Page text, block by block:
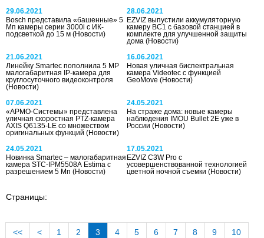
29.06.2021
Bosch представила «башенные» 5
Мп камеры серии 3000i с ИК-
подсветкой до 15 м (Новости)
28.06.2021
EZVIZ выпустили аккумуляторную
камеру BC1 с базовой станцией в
комплекте для улучшенной защиты
дома(Новости)
21.06.2021
Линейку Smartec пополнила 5 МР
малогабаритная IP-камера для
круглосуточного видеоконтроля
(Новости)
16.06.2021
Новая уличная биспектральная
камера Videotec с функцией
GeoMove(Новости)
07.06.2021
«АРМО-Системы» представлена
уличная скоростная PTZ-камера
AXIS Q6135-LE со множеством
оригинальных функций (Новости)
24.05.2021
На страже дома: новые камеры
наблюдения IMOU Bullet 2E уже в
России(Новости)
24.05.2021
Новинка Smartec – малогабаритная
камера STC-IPM5508A Estima с
разрешением 5 Мп (Новости)
17.05.2021
EZVIZ C3W Pro с
усовершенствованной технологией
цветной ночной съемки(Новости)
Страницы:
<< < 1 2 3 4 5 6 7 8 9 10